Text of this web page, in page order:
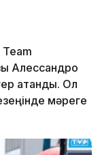
Алессандро
атанды. Ол
мәреге